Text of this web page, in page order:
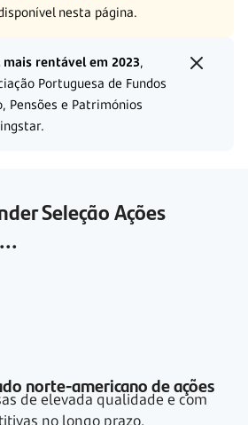
nesta página.
rentável em 2023,
Portuguesa de Fundos
Pensões e Patrimónios
Seleção Ações
norte-americano de ações
de elevada qualidade e com
no longo prazo.